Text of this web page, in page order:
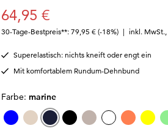
64,95 €
30-Tage-Bestpreis**: 79,95 € (-18%) | inkl. MwSt.,
Superelastisch: nichts kneift oder engt ein
Mit komfortablem Rundum-Dehnbund
Farbe: marine